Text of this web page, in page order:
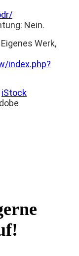
Nein.
Werk,
index.php?
iStock